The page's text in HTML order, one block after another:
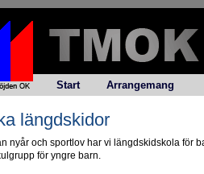
Start Arrangemang
längdskidor
nyår och sportlov har vi längdskidskola för
för yngre barn.